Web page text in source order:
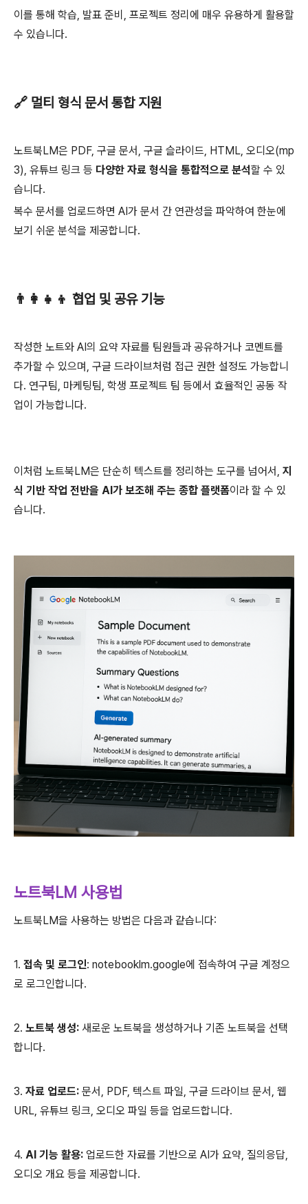
이를 통해 학습, 발표 준비, 프로젝트 정리에 매우 유용하게 활용할
수 있습니다.
🔗 멀티 형식 문서 통합 지원
노트북LM은 PDF, 구글 문서, 구글 슬라이드, HTML, 오디오(mp
3), 유튜브 링크 등 다양한 자료 형식을 통합적으로 분석할 수 있
습니다.
복수 문서를 업로드하면 AI가 문서 간 연관성을 파악하여 한눈에
보기 쉬운 분석을 제공합니다.
👨‍👩‍👧‍👦 협업 및 공유 기능
작성한 노트와 AI의 요약 자료를 팀원들과 공유하거나 코멘트를
추가할 수 있으며, 구글 드라이브처럼 접근 권한 설정도 가능합니
다. 연구팀, 마케팅팀, 학생 프로젝트 팀 등에서 효율적인 공동 작
업이 가능합니다.
이처럼 노트북LM은 단순히 텍스트를 정리하는 도구를 넘어서, 지
식 기반 작업 전반을 AI가 보조해 주는 종합 플랫폼이라 할 수 있
습니다.
노트북LM 사용법
노트북LM을 사용하는 방법은 다음과 같습니다:
1. 접속 및 로그인: notebooklm.google에 접속하여 구글 계정으
로 로그인합니다.
2. 노트북 생성: 새로운 노트북을 생성하거나 기존 노트북을 선택
합니다.
3. 자료 업로드: 문서, PDF, 텍스트 파일, 구글 드라이브 문서, 웹
URL, 유튜브 링크, 오디오 파일 등을 업로드합니다.
4. AI 기능 활용: 업로드한 자료를 기반으로 AI가 요약, 질의응답,
오디오 개요 등을 제공합니다.